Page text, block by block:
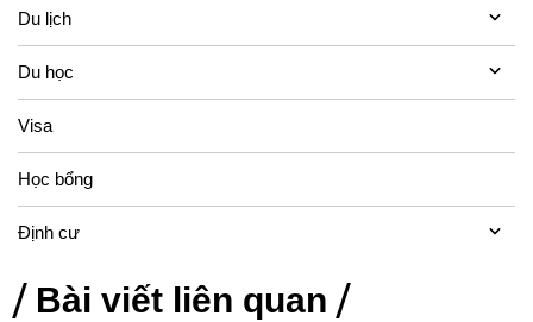
Du lịch
Du học
Visa
Học bổng
Định cư
Bài viết liên quan